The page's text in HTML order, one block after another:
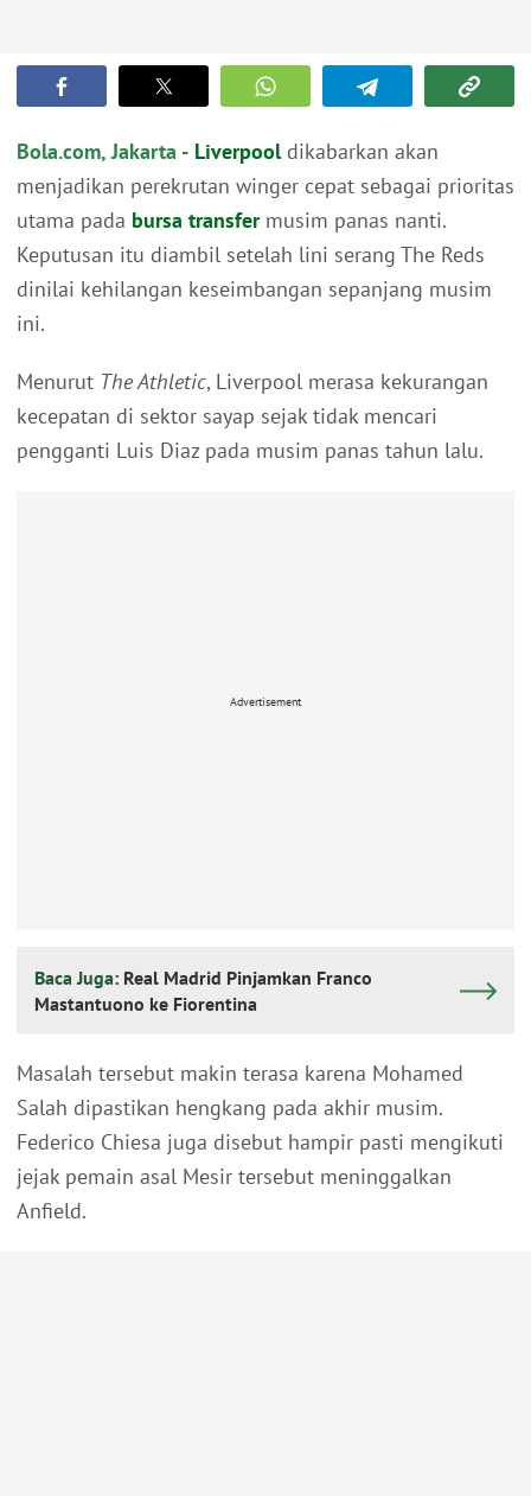
Bola.com, Jakarta - Liverpooldikabarkan akan
menjadikan perekrutan winger cepat sebagai prioritas
utama pada bursa transfermusim panas nanti.
Keputusan itu diambil setelah lini serang The Reds
dinilai kehilangan keseimbangan sepanjang musim
ini.
Menurut The Athletic, Liverpool merasa kekurangan
kecepatan di sektor sayap sejak tidak mencari
pengganti Luis Diaz pada musim panas tahun lalu.
Advertisement
Baca Juga: Real Madrid Pinjamkan Franco
Mastantuono ke Fiorentina
Masalah tersebut makin terasa karena Mohamed
Salah dipastikan hengkang pada akhir musim.
Federico Chiesa juga disebut hampir pasti mengikuti
jejak pemain asal Mesir tersebut meninggalkan
Anfield.